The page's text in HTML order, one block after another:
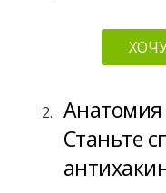
Анатомия
Станьте